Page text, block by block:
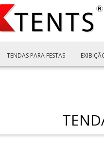
TENDAS PARA FESTAS